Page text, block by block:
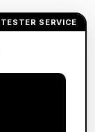
SERVICE